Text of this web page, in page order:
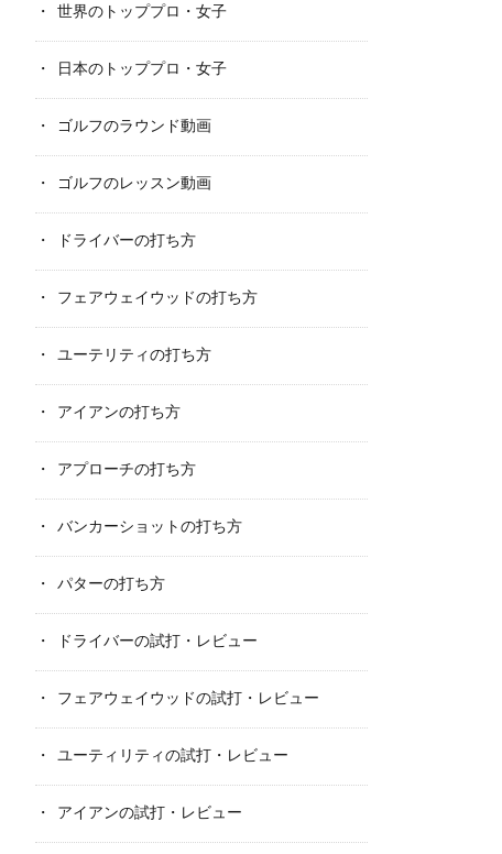
世界のトッププロ・女子
日本のトッププロ・女子
ゴルフのラウンド動画
ゴルフのレッスン動画
ドライバーの打ち方
フェアウェイウッドの打ち方
ユーテリティの打ち方
アイアンの打ち方
アプローチの打ち方
バンカーショットの打ち方
パターの打ち方
ドライバーの試打・レビュー
フェアウェイウッドの試打・レビュー
ユーティリティの試打・レビュー
アイアンの試打・レビュー